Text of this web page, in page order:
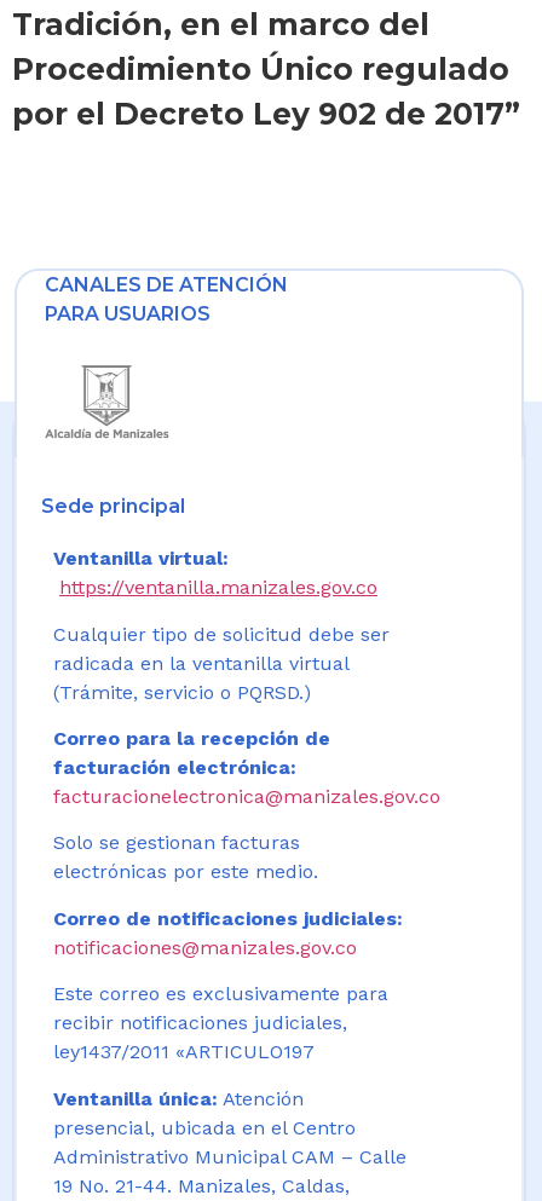
Tradición, en el marco del
Procedimiento Único regulado
por el Decreto Ley 902 de 2017”
CANALES DE ATENCIÓN
PARA USUARIOS
Sede principal
Ventanilla virtual:
https://ventanilla.manizales.gov.co
Cualquier tipo de solicitud debe ser
radicada en la ventanilla virtual
(Trámite, servicio o PQRSD.)
Correo para la recepción de
facturación electrónica:
facturacionelectronica@manizales.gov.co
Solo se gestionan facturas
electrónicas por este medio.
Correo de notificaciones judiciales:
notificaciones@manizales.gov.co
Este correo es exclusivamente para
recibir notificaciones judiciales,
ley1437/2011 «ARTICULO197
Ventanilla única: Atención
presencial, ubicada en el Centro
Administrativo Municipal CAM – Calle
19 No. 21-44. Manizales, Caldas,